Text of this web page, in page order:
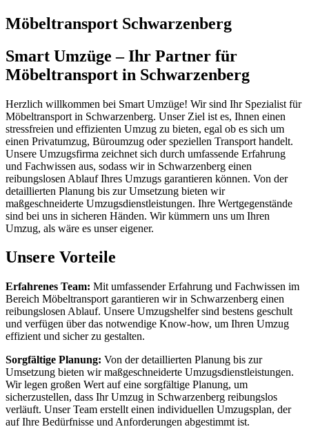
Möbeltransport Schwarzenberg
Smart Umzüge – Ihr Partner für
Möbeltransport in Schwarzenberg
Herzlich willkommen bei Smart Umzüge! Wir sind Ihr Spezialist für
Möbeltransport in Schwarzenberg. Unser Ziel ist es, Ihnen einen
stressfreien und effizienten Umzug zu bieten, egal ob es sich um
einen Privatumzug, Büroumzug oder speziellen Transport handelt.
Unsere Umzugsfirma zeichnet sich durch umfassende Erfahrung
und Fachwissen aus, sodass wir in Schwarzenberg einen
reibungslosen Ablauf Ihres Umzugs garantieren können. Von der
detaillierten Planung bis zur Umsetzung bieten wir
maßgeschneiderte Umzugsdienstleistungen. Ihre Wertgegenstände
sind bei uns in sicheren Händen. Wir kümmern uns um Ihren
Umzug, als wäre es unser eigener.
Unsere Vorteile
Erfahrenes Team: Mit umfassender Erfahrung und Fachwissen im
Bereich Möbeltransport garantieren wir in Schwarzenberg einen
reibungslosen Ablauf. Unsere Umzugshelfer sind bestens geschult
und verfügen über das notwendige Know-how, um Ihren Umzug
effizient und sicher zu gestalten.
Sorgfältige Planung: Von der detaillierten Planung bis zur
Umsetzung bieten wir maßgeschneiderte Umzugsdienstleistungen.
Wir legen großen Wert auf eine sorgfältige Planung, um
sicherzustellen, dass Ihr Umzug in Schwarzenberg reibungslos
verläuft. Unser Team erstellt einen individuellen Umzugsplan, der
auf Ihre Bedürfnisse und Anforderungen abgestimmt ist.